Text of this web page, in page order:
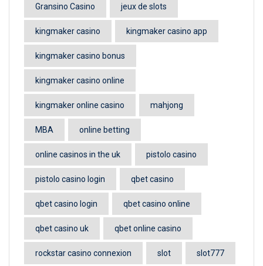
Gransino Casino jeux de slots
kingmaker casino kingmaker casino app
kingmaker casino bonus
kingmaker casino online
kingmaker online casino mahjong
MBA online betting
online casinos in the uk pistolo casino
pistolo casino login qbet casino
qbet casino login qbet casino online
qbet casino uk qbet online casino
rockstar casino connexion slot slot777